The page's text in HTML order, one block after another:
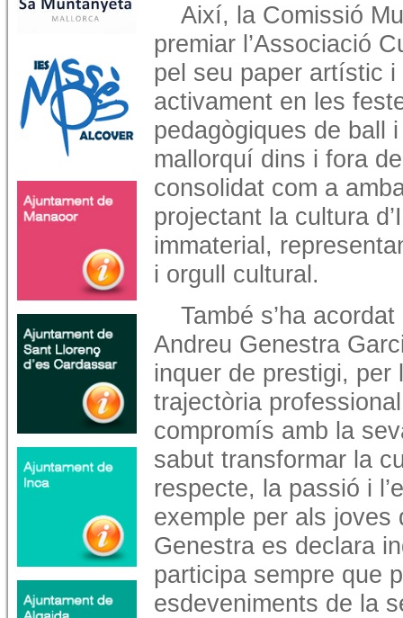
Així, la Comissió
premiar l’Associació
pel seu paper artístic
activament en les
pedagògiques de ball
mallorquí dins i fora
consolidat com a
projectant la cultura
immaterial,
i orgull cultural.
També s’ha
Andreu Genestra
inquer de prestigi, per
trajectòria
compromís amb la
sabut transformar la
respecte, la passió i
exemple per als
Genestra es declara
participa sempre que
esdeveniments de la